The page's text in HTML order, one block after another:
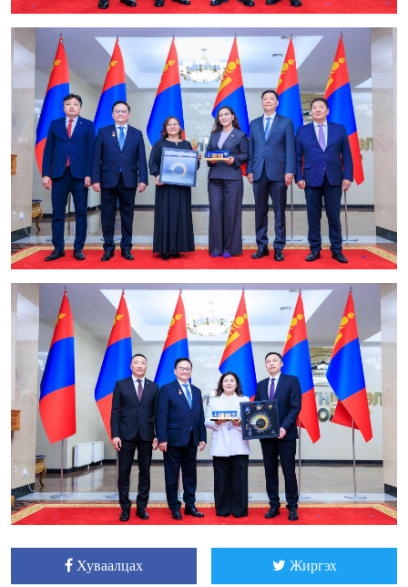
Хуваалцах Жиргэх